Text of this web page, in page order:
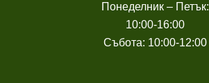
Понеделник – Петък:
10:00-16:00
Събота: 10:00-12:00